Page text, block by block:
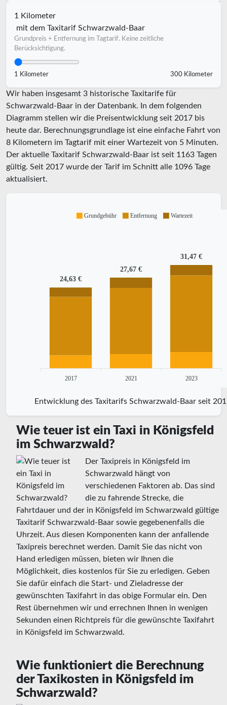
1 Kilometer
mit dem Taxitarif Schwarzwald-Baar
Grundpreis + Entfernung im Tagtarif. Keine zeitliche
Berücksichtigung.
1 Kilometer 300 Kilometer
Wir haben insgesamt 3 historische Taxitarife für
Schwarzwald-Baar in der Datenbank. In dem folgenden
Diagramm stellen wir die Preisentwicklung seit 2017 bis
heute dar. Berechnungsgrundlage ist eine einfache Fahrt von
8 Kilometern im Tagtarif mit einer Wartezeit von 5 Minuten.
Der aktuelle Taxitarif Schwarzwald-Baar ist seit 1163 Tagen
gültig. Seit 2017 wurde der Tarif im Schnitt alle 1096 Tage
aktualisiert.
24,63 €
27,67 €
31,47 €
2017 2021 2023
Grundgebühr Entfernung Wartezeit
Entwicklung des Taxitarifs Schwarzwald-Baar seit
Wie teuer ist ein Taxi in Königsfeld
im Schwarzwald?
Der Taxipreis in Königsfeld im
Schwarzwald hängt von
verschiedenen Faktoren ab. Das sind
die zu fahrende Strecke, die
Fahrtdauer und der in Königsfeld im Schwarzwald gültige
Taxitarif Schwarzwald-Baar sowie gegebenenfalls die
Uhrzeit. Aus diesen Komponenten kann der anfallende
Taxipreis berechnet werden. Damit Sie das nicht von
Hand erledigen müssen, bieten wir Ihnen die
Möglichkeit, dies kostenlos für Sie zu erledigen. Geben
Sie dafür einfach die Start- und Zieladresse der
gewünschten Taxifahrt in das obige Formular ein. Den
Rest übernehmen wir und errechnen Ihnen in wenigen
Sekunden einen Richtpreis für die gewünschte Taxifahrt
in Königsfeld im Schwarzwald.
Wie funktioniert die Berechnung
der Taxikosten in Königsfeld im
Schwarzwald?